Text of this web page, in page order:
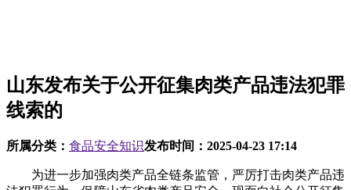
山东发布关于公开征集肉类产品违法犯罪
线索的
所属分类： 食品安全知识发布时间： 2025-04-23 17:14
为进一步加强肉类产品全链条监管，严厉打击肉类产品违